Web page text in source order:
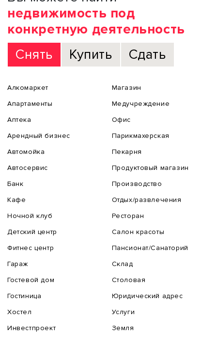
недвижимость под
конкретную деятельность
Снять
Купить Сдать
Алкомаркет
Апартаменты
Аптека
Арендный бизнес
Автомойка
Автосервис
Банк
Кафе
Ночной клуб
Детский центр
Фитнес центр
Гараж
Гостевой дом
Гостиница
Хостел
Инвестпроект
Магазин
Медучреждение
Офис
Парикмахерская
Пекарня
Продуктовый магазин
Производство
Отдых/развлечения
Ресторан
Салон красоты
Пансионат/Санаторий
Склад
Столовая
Юридический адрес
Услуги
Земля